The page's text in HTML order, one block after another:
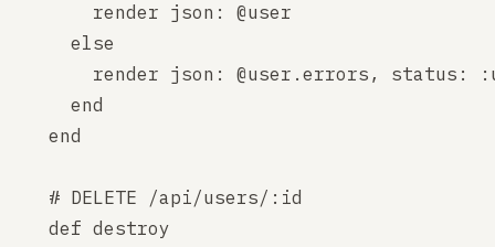
      render json: @user
    else
render json: @user.errors, status:
    end
  end
  # DELETE /api/users/:id
  def destroy